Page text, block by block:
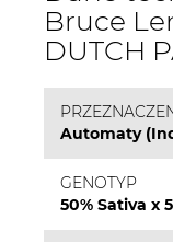
Bruce
DUTCH
Automaty
GENOTYP
50% Sativa x